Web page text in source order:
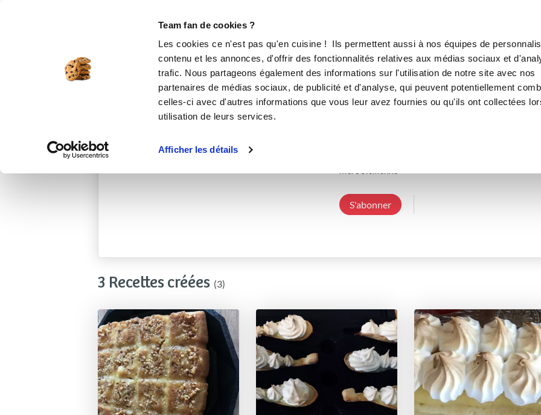
Team fan de cookies ?
Les cookies ce n'est pas qu'en cuisine ! Ils permettent aussi à nos équipes de
contenu et les annonces, d'offrir des fonctionnalités relatives aux médias sociaux et
trafic. Nous partageons également des informations sur l'utilisation de notre site avec nos
partenaires de médias sociaux, de publicité et d'analyse, qui peuvent potentiellement
celles-ci avec d'autres informations que vous leur avez fournies ou qu'ils ont collectées
utilisation de leurs services.
Afficher les détails
cyline
S'abonner
3 Recettes créées (3)